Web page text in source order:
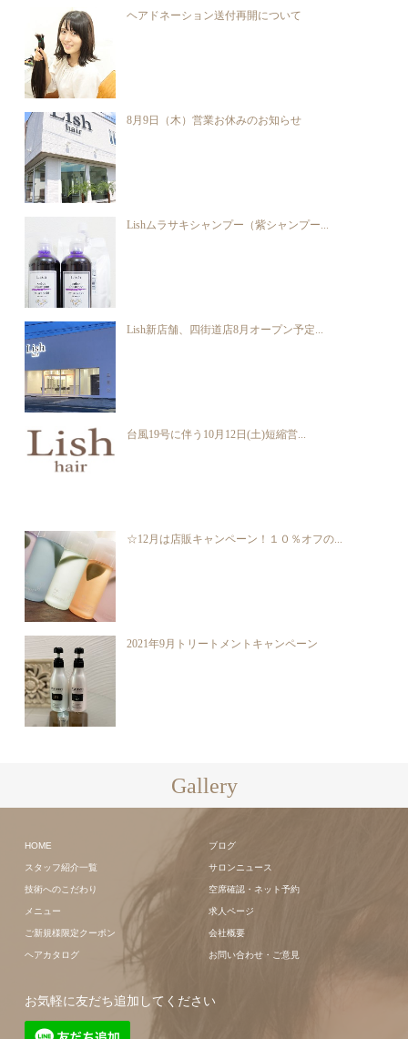
ヘアドネーション送付再開について
8月9日（木）営業お休みのお知らせ
Lishムラサキシャンプー（紫シャンプー...
Lish新店舗、四街道店8月オープン予定...
台風19号に伴う10月12日(土)短縮営...
☆12月は店販キャンペーン！１０％オフの...
2021年9月トリートメントキャンペーン
Gallery
HOME
スタッフ紹介一覧
技術へのこだわり
メニュー
ご新規様限定クーポン
ヘアカタログ
ブログ
サロンニュース
空席確認・ネット予約
求人ページ
会社概要
お問い合わせ・ご意見
お気軽に友だち追加してください